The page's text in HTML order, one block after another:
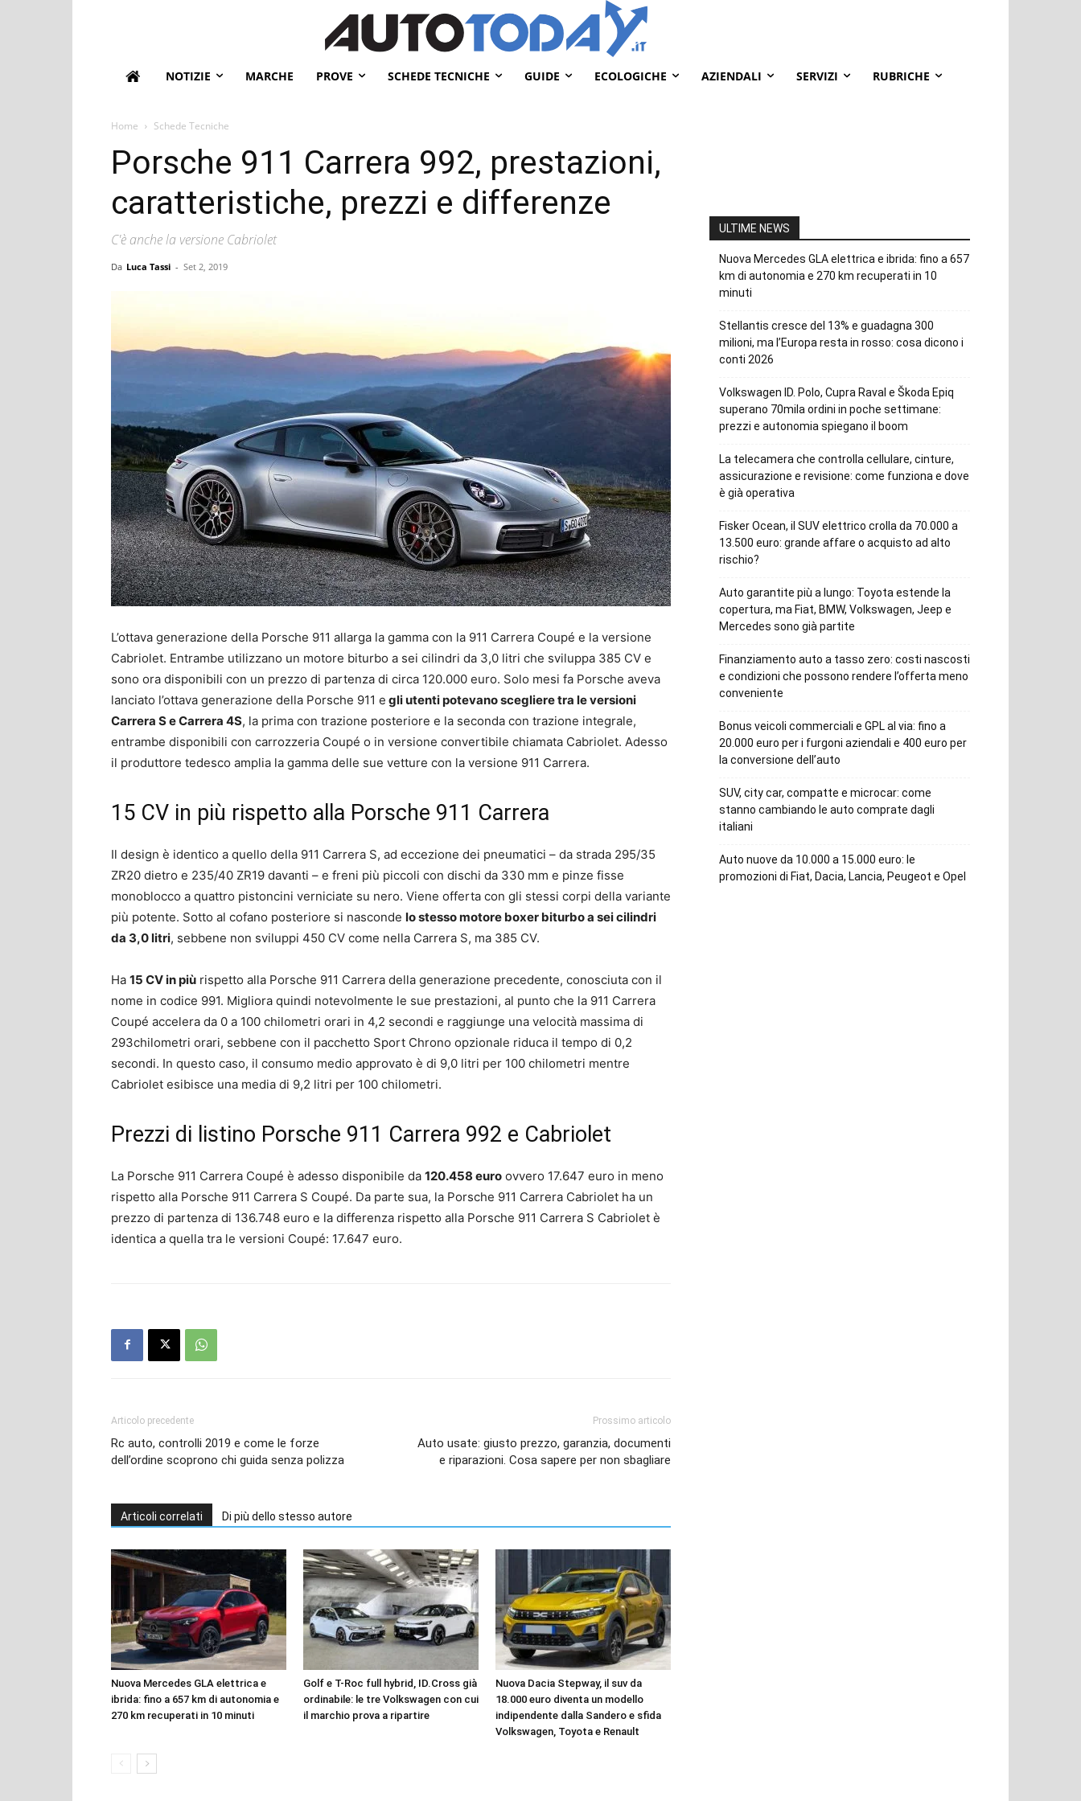
NOTIZIE MARCHE PROVE SCHEDE TECNICHE GUIDE ECOLOGICHE AZIENDALI SERVIZI RUBRICHE
Home Schede Tecniche
Porsche 911 Carrera 992, prestazioni,
caratteristiche, prezzi e differenze
C'è anche la versione Cabriolet
Da Luca Tassi - Set 2, 2019
L’ottava generazione della Porsche 911 allarga la gamma con la 911 Carrera Coupé e la versione
Cabriolet. Entrambe utilizzano un motore biturbo a sei cilindri da 3,0 litri che sviluppa 385 CV e
sono ora disponibili con un prezzo di partenza di circa 120.000 euro. Solo mesi fa Porsche aveva
lanciato l’ottava generazione della Porsche 911 e gli utenti potevano scegliere tra le versioni
Carrera S e Carrera 4S, la prima con trazione posteriore e la seconda con trazione integrale,
entrambe disponibili con carrozzeria Coupé o in versione convertibile chiamata Cabriolet. Adesso
il produttore tedesco amplia la gamma delle sue vetture con la versione 911 Carrera.
15 CV in più rispetto alla Porsche 911 Carrera
Il design è identico a quello della 911 Carrera S, ad eccezione dei pneumatici – da strada 295/35
ZR20 dietro e 235/40 ZR19 davanti – e freni più piccoli con dischi da 330 mm e pinze fisse
monoblocco a quattro pistoncini verniciate su nero. Viene offerta con gli stessi corpi della variante
più potente. Sotto al cofano posteriore si nasconde lo stesso motore boxer biturbo a sei cilindri
da 3,0 litri, sebbene non sviluppi 450 CV come nella Carrera S, ma 385 CV.
Ha 15 CV in più rispetto alla Porsche 911 Carrera della generazione precedente, conosciuta con il
nome in codice 991. Migliora quindi notevolmente le sue prestazioni, al punto che la 911 Carrera
Coupé accelera da 0 a 100 chilometri orari in 4,2 secondi e raggiunge una velocità massima di
293chilometri orari, sebbene con il pacchetto Sport Chrono opzionale riduca il tempo di 0,2
secondi. In questo caso, il consumo medio approvato è di 9,0 litri per 100 chilometri mentre
Cabriolet esibisce una media di 9,2 litri per 100 chilometri.
Prezzi di listino Porsche 911 Carrera 992 e Cabriolet
La Porsche 911 Carrera Coupé è adesso disponibile da 120.458 euro ovvero 17.647 euro in meno
rispetto alla Porsche 911 Carrera S Coupé. Da parte sua, la Porsche 911 Carrera Cabriolet ha un
prezzo di partenza di 136.748 euro e la differenza rispetto alla Porsche 911 Carrera S Cabriolet è
identica a quella tra le versioni Coupé: 17.647 euro.
Articolo precedente
Rc auto, controlli 2019 e come le forze
dell’ordine scoprono chi guida senza polizza
Prossimo articolo
Auto usate: giusto prezzo, garanzia, documenti
e riparazioni. Cosa sapere per non sbagliare
Articoli correlati Di più dello stesso autore
Nuova Mercedes GLA elettrica e
ibrida: fino a 657 km di autonomia e
270 km recuperati in 10 minuti
Golf e T-Roc full hybrid, ID.Cross già
ordinabile: le tre Volkswagen con cui
il marchio prova a ripartire
Nuova Dacia Stepway, il suv da
18.000 euro diventa un modello
indipendente dalla Sandero e sfida
Volkswagen, Toyota e Renault
ULTIME NEWS
Nuova Mercedes GLA elettrica e ibrida: fino a 657
km di autonomia e 270 km recuperati in 10
minuti
Stellantis cresce del 13% e guadagna 300
milioni, ma l’Europa resta in rosso: cosa dicono i
conti 2026
Volkswagen ID. Polo, Cupra Raval e Škoda Epiq
superano 70mila ordini in poche settimane:
prezzi e autonomia spiegano il boom
La telecamera che controlla cellulare, cinture,
assicurazione e revisione: come funziona e dove
è già operativa
Fisker Ocean, il SUV elettrico crolla da 70.000 a
13.500 euro: grande affare o acquisto ad alto
rischio?
Auto garantite più a lungo: Toyota estende la
copertura, ma Fiat, BMW, Volkswagen, Jeep e
Mercedes sono già partite
Finanziamento auto a tasso zero: costi nascosti
e condizioni che possono rendere l’offerta meno
conveniente
Bonus veicoli commerciali e GPL al via: fino a
20.000 euro per i furgoni aziendali e 400 euro per
la conversione dell’auto
SUV, city car, compatte e microcar: come
stanno cambiando le auto comprate dagli
italiani
Auto nuove da 10.000 a 15.000 euro: le
promozioni di Fiat, Dacia, Lancia, Peugeot e Opel